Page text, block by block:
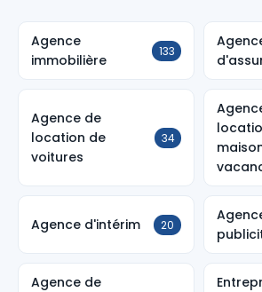
Agence
immobilière
133
Agence de
location de
voitures
34
Agence d'intérim 20
Agence de